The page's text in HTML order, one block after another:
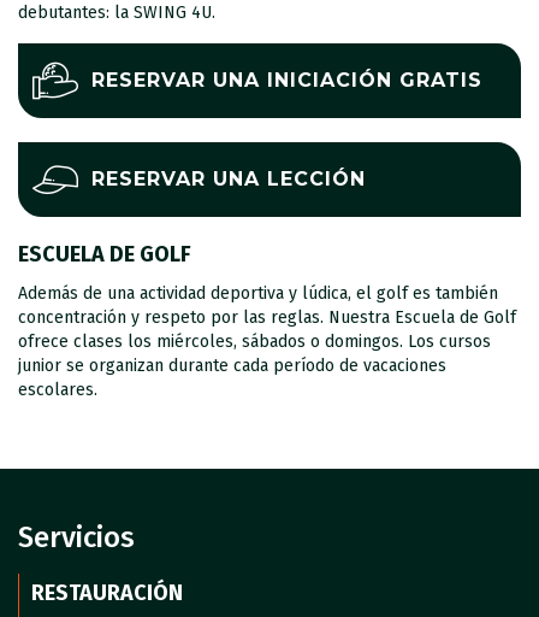
debutantes: la SWING 4U.
RESERVAR UNA INICIACIÓN GRATIS
RESERVAR UNA LECCIÓN
ESCUELA DE GOLF
Además de una actividad deportiva y lúdica, el golf es también
concentración y respeto por las reglas. Nuestra Escuela de Golf
ofrece clases los miércoles, sábados o domingos. Los cursos
junior se organizan durante cada período de vacaciones
escolares.
Servicios
RESTAURACIÓN